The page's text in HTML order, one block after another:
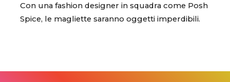
Con una fashion designer in squadra come Posh
Spice, le magliette saranno oggetti imperdibili.